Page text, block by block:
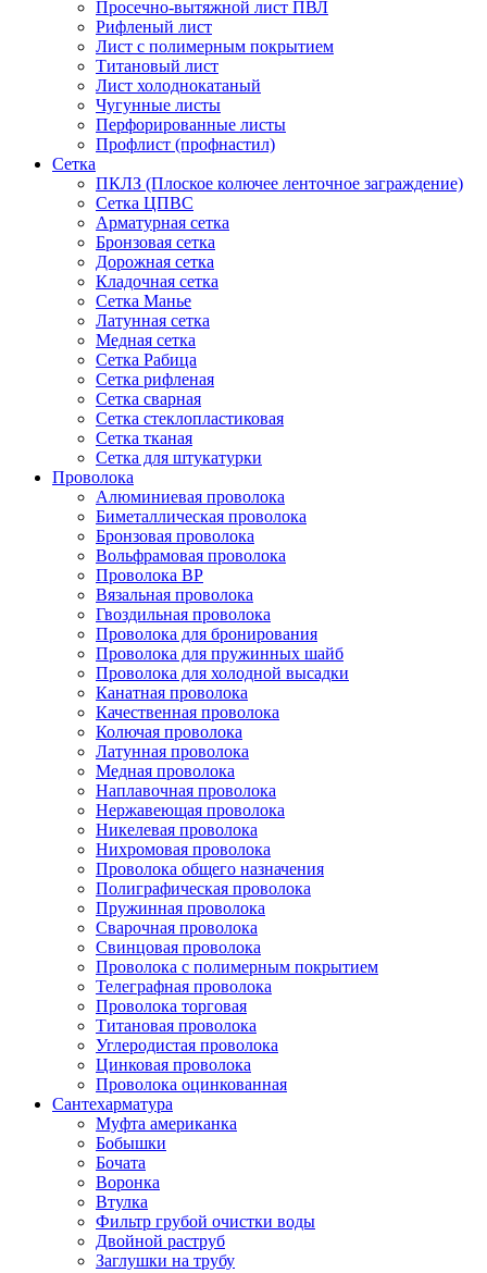
Просечно-вытяжной лист ПВЛ
Рифленый лист
Лист с полимерным покрытием
Титановый лист
Лист холоднокатаный
Чугунные листы
Перфорированные листы
Профлист (профнастил)
Сетка
ПКЛЗ (Плоское колючее ленточное заграждение)
Сетка ЦПВС
Арматурная сетка
Бронзовая сетка
Дорожная сетка
Кладочная сетка
Сетка Манье
Латунная сетка
Медная сетка
Сетка Рабица
Сетка рифленая
Сетка сварная
Сетка стеклопластиковая
Сетка тканая
Сетка для штукатурки
Проволока
Алюминиевая проволока
Биметаллическая проволока
Бронзовая проволока
Вольфрамовая проволока
Проволока ВР
Вязальная проволока
Гвоздильная проволока
Проволока для бронирования
Проволока для пружинных шайб
Проволока для холодной высадки
Канатная проволока
Качественная проволока
Колючая проволока
Латунная проволока
Медная проволока
Наплавочная проволока
Нержавеющая проволока
Никелевая проволока
Нихромовая проволока
Проволока общего назначения
Полиграфическая проволока
Пружинная проволока
Сварочная проволока
Свинцовая проволока
Проволока с полимерным покрытием
Телеграфная проволока
Проволока торговая
Титановая проволока
Углеродистая проволока
Цинковая проволока
Проволока оцинкованная
Сантехарматура
Муфта американка
Бобышки
Бочата
Воронка
Втулка
Фильтр грубой очистки воды
Двойной раструб
Заглушки на трубу